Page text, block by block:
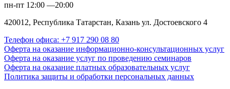
пн-пт 12:00 —20:00
420012, Республика Татарстан, Казань ул. Достоевского 4
Телефон офиса: +7 917 290 08 80
Оферта на оказание информационно-консультационных услуг
Оферта на оказание услуг по проведению семинаров
Оферта на оказание платных образовательных услуг
Политика защиты и обработки персональных данных